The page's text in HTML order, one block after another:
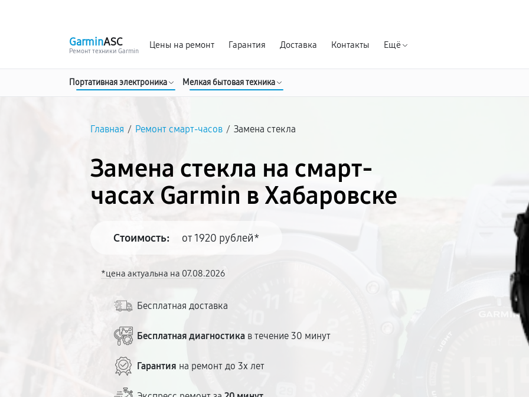
GarminASC
Ремонт техники Garmin
Цены на ремонт Гарантия Доставка Контакты Ещё
Портативная электроника Мелкая бытовая техника
Главная / Ремонт смарт-часов / Замена стекла
Замена стекла на смарт-
часах Garmin в Хабаровске
Стоимость: от 1920 рублей*
*цена актуальна на 07.08.2026
Бесплатная доставка
Бесплатная диагностика в течение 30 минут
Гарантия на ремонт до 3х лет